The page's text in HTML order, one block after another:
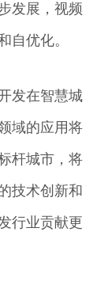
发展，视频
自优化。
发在智慧城
域的应用将
杆城市，将
技术创新和
行业贡献更